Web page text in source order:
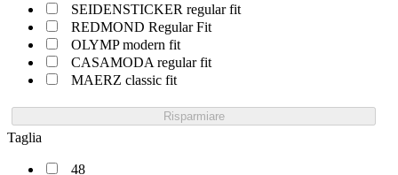
SEIDENSTICKER regular fit
REDMOND Regular Fit
OLYMP modern fit
CASAMODA regular fit
MAERZ classic fit
Risparmiare
Taglia
48